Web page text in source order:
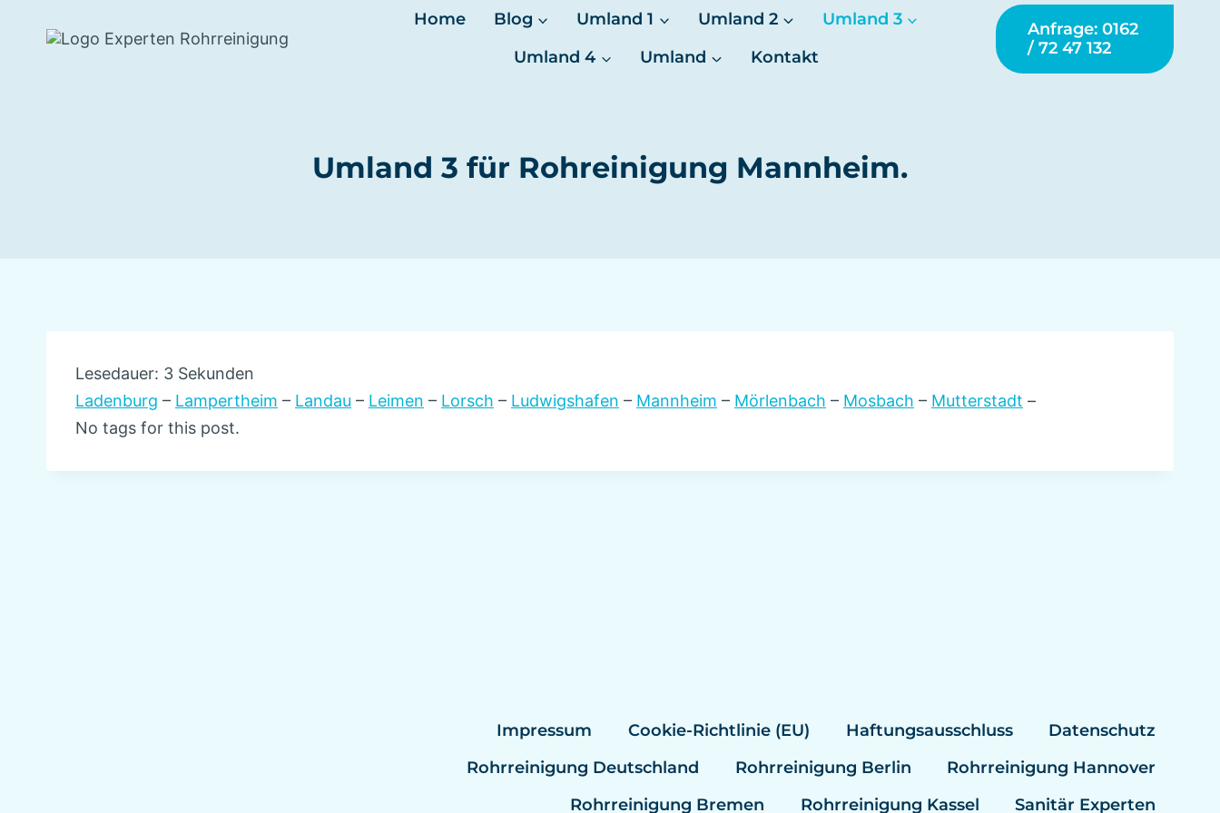
Home Blog Umland 1 Umland 2
Umland 3
Umland 4
Umland Kontakt
Anfrage: 0162
/ 72 47 132
Umland 3 für Rohreinigung Mannheim.
Lesedauer: 3 Sekunden
Ladenburg – Lampertheim – Landau – Leimen – Lorsch – Ludwigshafen – Mannheim – Mörlenbach – Mosbach – Mutterstadt –
No tags for this post.
Impressum Cookie-Richtlinie (EU) Haftungsausschluss
Datenschutz
Rohrreinigung Deutschland
Rohrreinigung Berlin
Rohrreinigung Hannover
Rohrreinigung Bremen
Rohrreinigung Kassel Sanitär Experten